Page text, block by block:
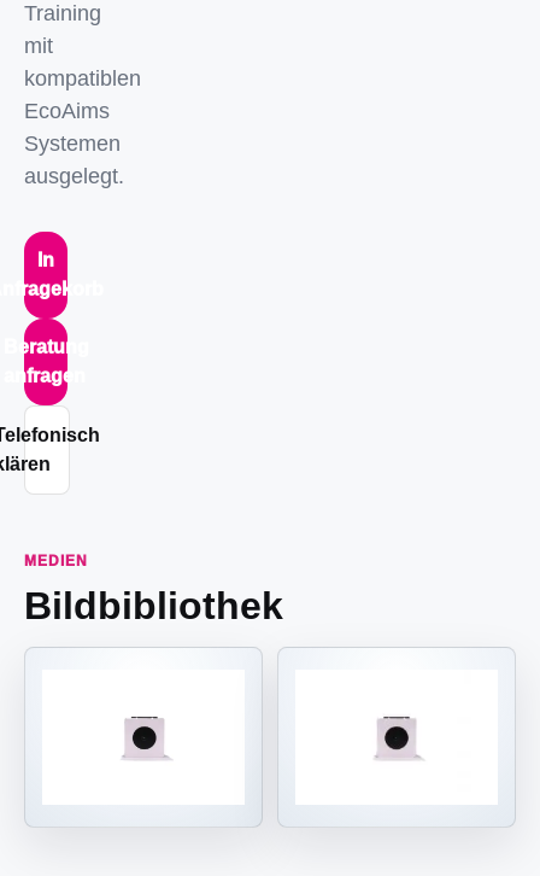
Training
mit
kompatiblen
EcoAims
Systemen
ausgelegt.
In
Beratung
anfragen
MEDIEN
Bildbibliothek